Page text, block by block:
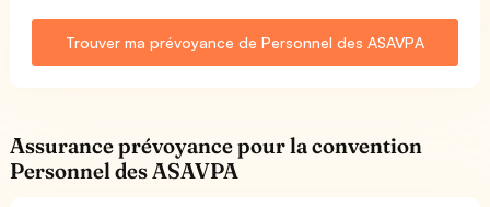
Trouver ma prévoyance de Personnel des ASAVPA
Assurance prévoyance pour la convention
Personnel des ASAVPA